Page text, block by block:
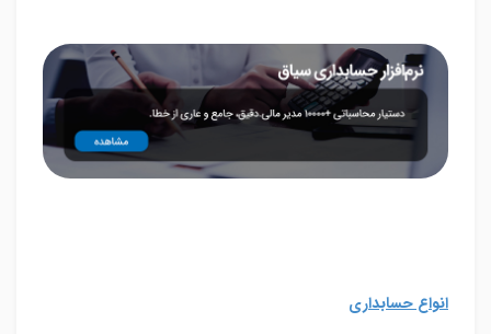
انواع حسابداری